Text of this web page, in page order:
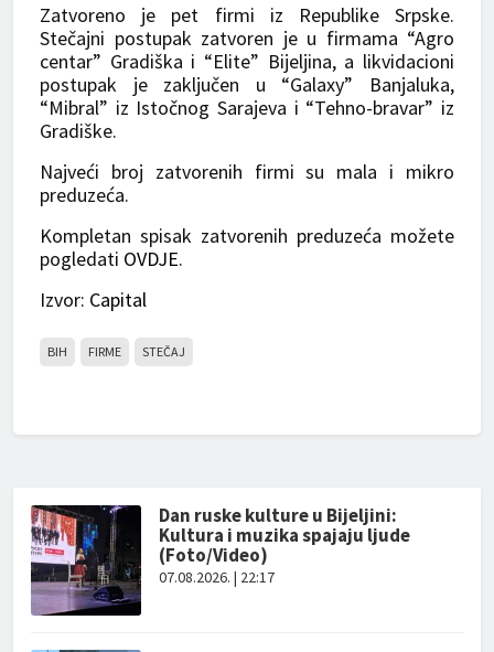
Zatvoreno je pet firmi iz Republike Srpske.
Stečajni postupak zatvoren je u firmama “Agro
centar” Gradiška i “Elite” Bijeljina, a likvidacioni
postupak je zaključen u “Galaxy” Banjaluka,
“Mibral” iz Istočnog Sarajeva i “Tehno-bravar” iz
Gradiške.
Najveći broj zatvorenih firmi su mala i mikro
preduzeća.
Kompletan spisak zatvorenih preduzeća možete
pogledati OVDJE.
Izvor: Capital
BIH FIRME STEČAJ
Dan ruske kulture u Bijeljini:
Kultura i muzika spajaju ljude
(Foto/Video)
07.08.2026. | 22:17